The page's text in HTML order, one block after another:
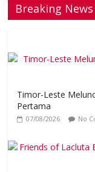
Breaking News
Timor-Leste
Pertama
07/08/2026 No